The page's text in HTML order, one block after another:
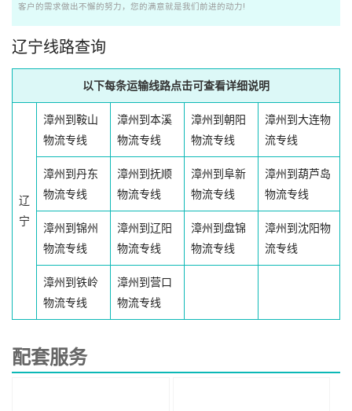
客户的需求做出不懈的努力，您的满意就是我们前进的动力!
辽宁线路查询
以下每条运输线路点击可查看详细说明
辽
宁
漳州到鞍山
物流专线
漳州到本溪
物流专线
漳州到朝阳
物流专线
漳州到大连物
流专线
漳州到丹东
物流专线
漳州到抚顺
物流专线
漳州到阜新
物流专线
漳州到葫芦岛
物流专线
漳州到锦州
物流专线
漳州到辽阳
物流专线
漳州到盘锦
物流专线
漳州到沈阳物
流专线
漳州到铁岭
物流专线
漳州到营口
物流专线
配套服务